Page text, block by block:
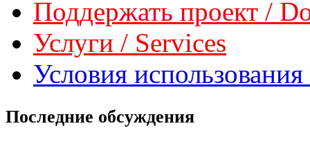
Поддержать проект /
Услуги / Services
Условия
Последние обсуждения